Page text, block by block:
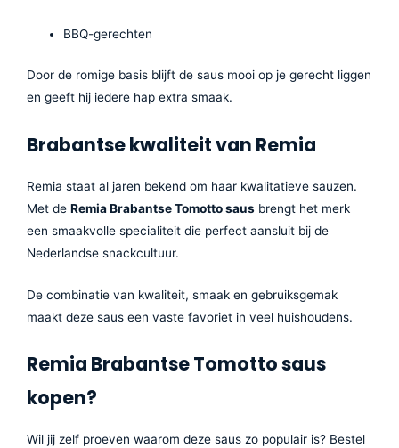
BBQ-gerechten
Door de romige basis blijft de saus mooi op je gerecht liggen
en geeft hij iedere hap extra smaak.
Brabantse kwaliteit van Remia
Remia staat al jaren bekend om haar kwalitatieve sauzen.
Met de Remia Brabantse Tomotto saus brengt het merk
een smaakvolle specialiteit die perfect aansluit bij de
Nederlandse snackcultuur.
De combinatie van kwaliteit, smaak en gebruiksgemak
maakt deze saus een vaste favoriet in veel huishoudens.
Remia Brabantse Tomotto saus
kopen?
Wil jij zelf proeven waarom deze saus zo populair is? Bestel